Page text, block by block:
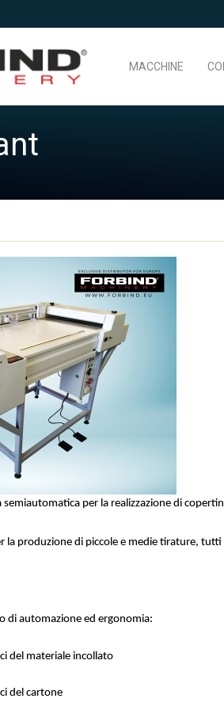
MACCHINE
semiautomatica per la realizzazione di
la produzione di piccole e medie tirature,
di automazione ed ergonomia:
del materiale incollato
del cartone